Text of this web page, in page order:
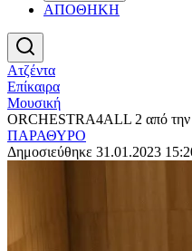
ΑΠΟΘΗΚΗ
Ατζέντα
Επίκαιρα
Μουσική
ORCHESTRA4ALL 2 από
ΠΑΡΑΘΥΡΟ
Δημοσιεύθηκε 31.01.2023